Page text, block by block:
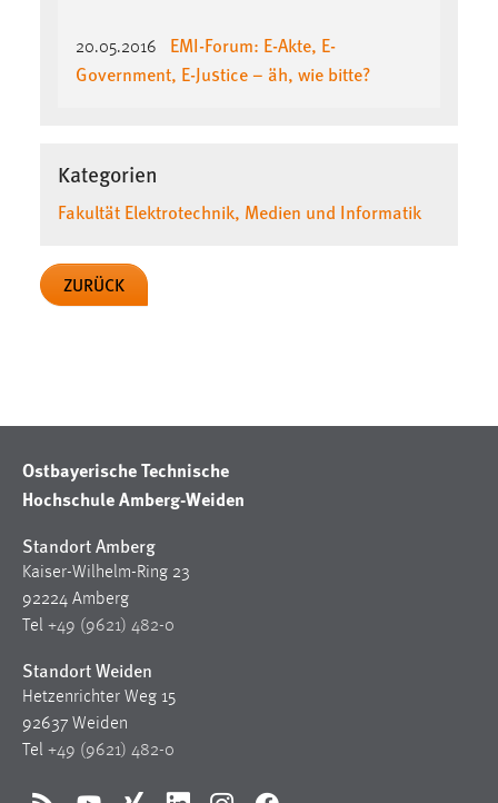
20.05.2016
EMI-Forum: E-Akte, E-
Government, E-Justice – äh, wie bitte?
Kategorien
Fakultät Elektrotechnik, Medien und Informatik
ZURÜCK
Ostbayerische Technische
Hochschule Amberg-Weiden
Standort Amberg
Kaiser-Wilhelm-Ring 23
92224 Amberg
Tel +49 (9621) 482-0
Standort Weiden
Hetzenrichter Weg 15
92637 Weiden
Tel +49 (9621) 482-0